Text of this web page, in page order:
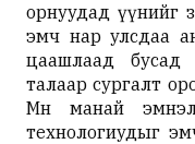
орнуудад үүнийг
эмч нар улсдаа
цаашлаад бусад
талаар сургалт
Мөн манай
технологиудыг